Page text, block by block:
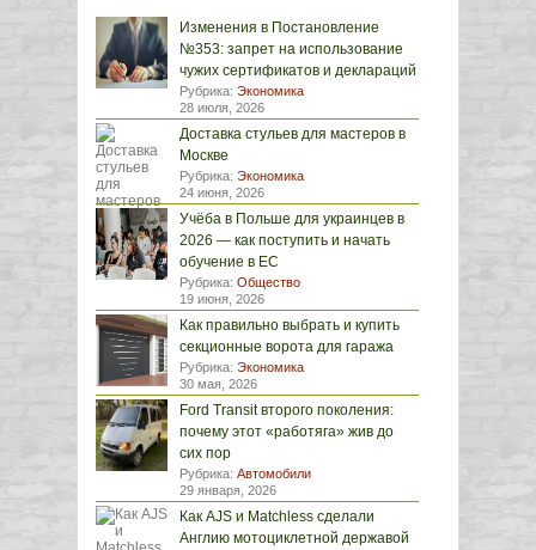
Изменения в Постановление
№353: запрет на использование
чужих сертификатов и деклараций
Рубрика: Экономика
28 июля, 2026
Доставка стульев для мастеров в
Москве
Рубрика: Экономика
24 июня, 2026
Учёба в Польше для украинцев в
2026 — как поступить и начать
обучение в ЕС
Рубрика: Общество
19 июня, 2026
Как правильно выбрать и купить
секционные ворота для гаража
Рубрика: Экономика
30 мая, 2026
Ford Transit второго поколения:
почему этот «работяга» жив до
сих пор
Рубрика: Автомобили
29 января, 2026
Как AJS и Matchless сделали
Англию мотоциклетной державой